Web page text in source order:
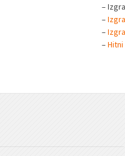
–
–
–
–